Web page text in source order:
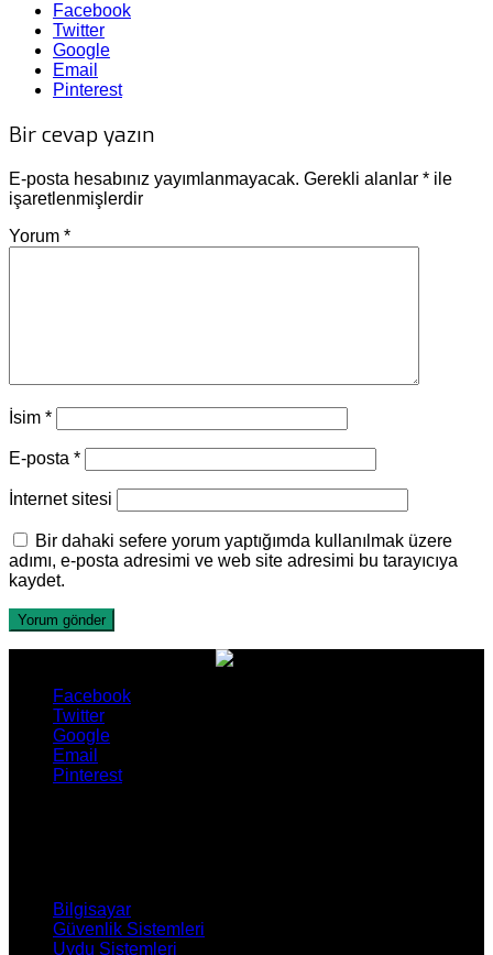
Facebook
Twitter
Google
Email
Pinterest
Bir cevap yazın
E-posta hesabınız yayımlanmayacak. Gerekli alanlar * ile
işaretlenmişlerdir
Yorum *
İsim *
E-posta *
İnternet sitesi
Bir dahaki sefere yorum yaptığımda kullanılmak üzere
adımı, e-posta adresimi ve web site adresimi bu tarayıcıya
kaydet.
Facebook
Twitter
Google
Email
Pinterest
Bilgisayar
Güvenlik Sistemleri
Uydu Sistemleri